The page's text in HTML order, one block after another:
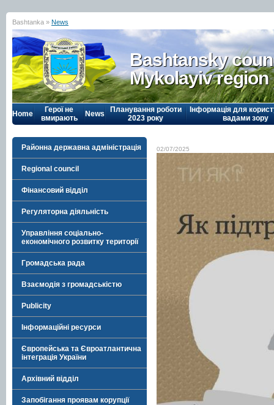
Bashtanka » News
Bashtansky
Mykolayiv region
Home
Герої не
вмирають
News
Планування роботи
2023 року
Інформація для
вадами зору
Районна державна адміністрація
Regional council
Фінансовий відділ
Регуляторна діяльність
Управління соціально-
економічного розвитку території
Громадська рада
Взаємодія з громадськістю
Publicity
Інформаційні ресурси
Європейська та Євроатлантична
інтеграція України
Архівний відділ
Запобігання проявам корупції
02/07/2025